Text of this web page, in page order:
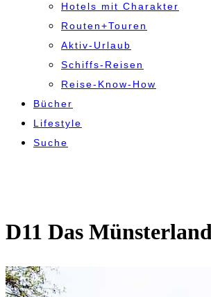
Hotels mit Charakter
Routen+Touren
Aktiv-Urlaub
Schiffs-Reisen
Reise-Know-How
Bücher
Lifestyle
Suche
D11 Das